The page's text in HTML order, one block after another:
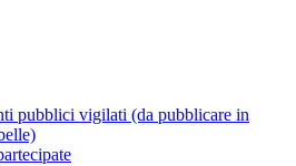
pubblici vigilati (da pubblicare in